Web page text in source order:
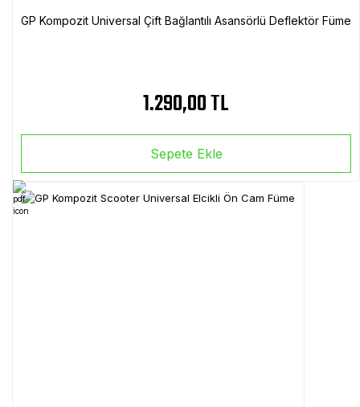
GP Kompozit Universal Çift Bağlantılı Asansörlü Deflektör Füme
1.290,00 TL
Sepete Ekle